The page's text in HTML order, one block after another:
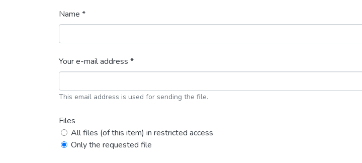
Name *
Your e-mail address *
This email address is used for sending the file.
Files
All files (of this item) in restricted access
Only the requested file